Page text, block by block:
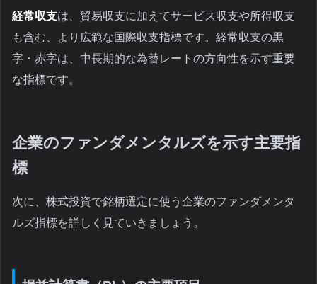
経常収支は、貿易収支に加えてサービス収支や所得収支
も含む、より広範な国際収支指標です。経常収支の黒
字・赤字は、中長期的な為替レートの方向性を示す重要
な指標です。
企業のファンダメンタルズを示す主要指
標
次に、株式投資で銘柄選定に使う企業のファンダメンタ
ルズ指標を詳しく見ていきましょう。